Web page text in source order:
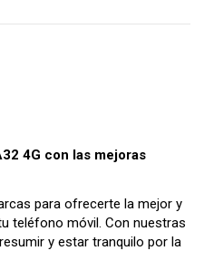
4G con las mejoras
para ofrecerte la mejor y
teléfono móvil. Con nuestras
y estar tranquilo por la